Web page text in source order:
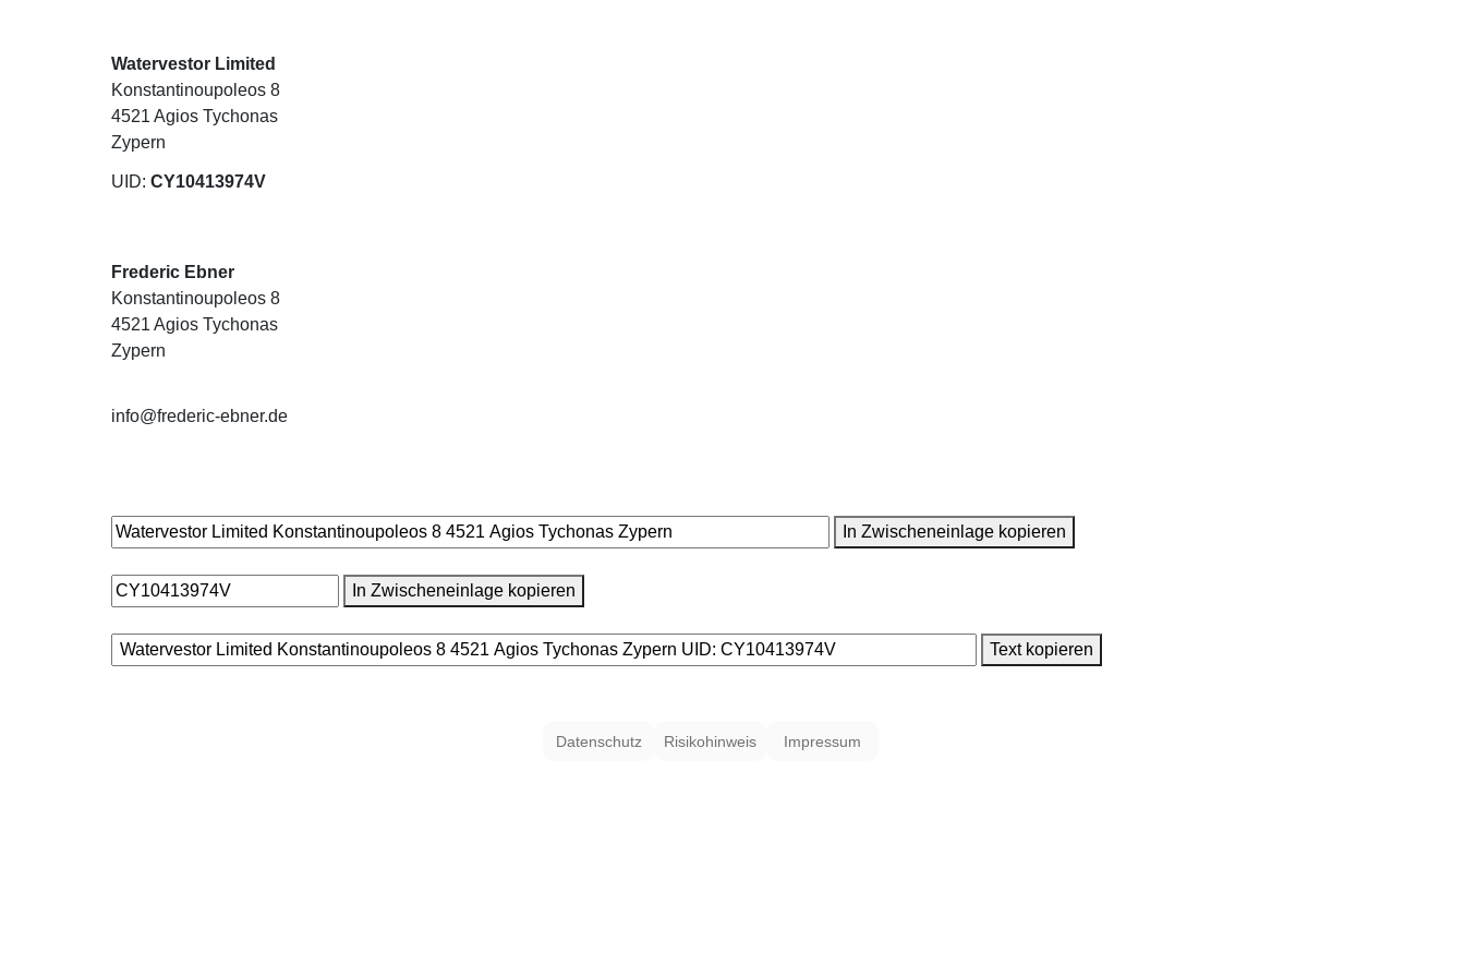
Watervestor Limited
Konstantinoupoleos 8
4521 Agios Tychonas
Zypern
UID: CY10413974V
Frederic Ebner
Konstantinoupoleos 8
4521 Agios Tychonas
Zypern
info@frederic-ebner.de
In Zwischeneinlage kopieren
In Zwischeneinlage kopieren
Text kopieren
Datenschutz Risikohinweis Impressum